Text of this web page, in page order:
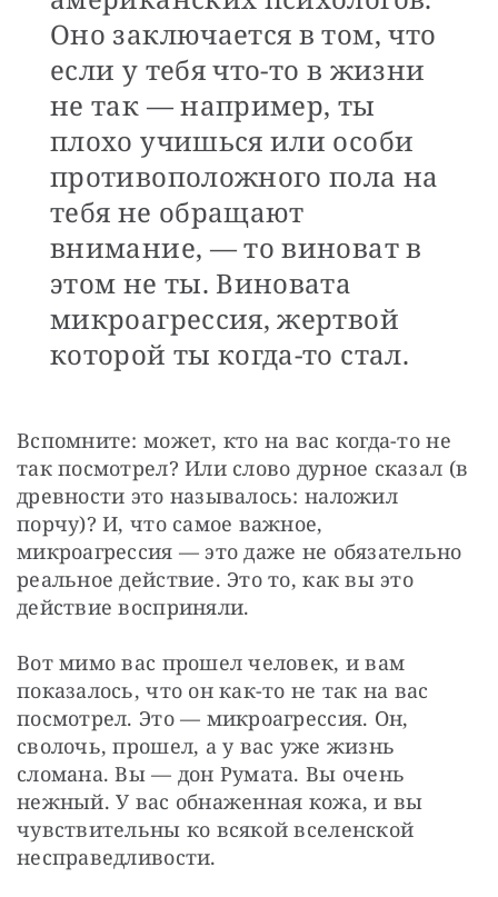
Оно заключается в том, что
если у тебя что-то в жизни
не так — например, ты
плохо учишься или особи
противоположного пола на
тебя не обращают
внимание, — то виноват в
этом не ты. Виновата
микроагрессия, жертвой
которой ты когда-то стал.
Вспомните: может, кто на вас когда-то не
так посмотрел? Или слово дурное сказал (в
древности это называлось: наложил
порчу)? И, что самое важное,
микроагрессия — это даже не обязательно
реальное действие. Это то, как вы это
действие восприняли.
Вот мимо вас прошел человек, и вам
показалось, что он как-то не так на вас
посмотрел. Это — микроагрессия. Он,
сволочь, прошел, а у вас уже жизнь
сломана. Вы — дон Румата. Вы очень
нежный. У вас обнаженная кожа, и вы
чувствительны ко всякой вселенской
несправедливости.